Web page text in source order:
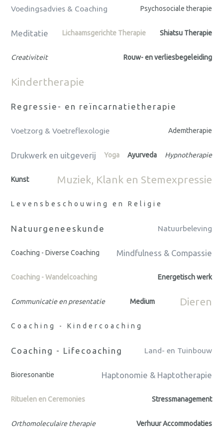
Voedingsadvies & Coaching Psychosociale therapie
Meditatie Lichaamsgerichte Therapie Shiatsu Therapie
Creativiteit Rouw- en verliesbegeleiding
Kindertherapie
Regressie- en reïncarnatietherapie
Voetzorg & Voetreflexologie Ademtherapie
Drukwerk en uitgeverij Yoga Ayurveda Hypnotherapie
Kunst Muziek, Klank en Stemexpressie
Levensbeschouwing en Religie
Natuurgeneeskunde Natuurbeleving
Coaching - Diverse Coaching Mindfulness & Compassie
Coaching - Wandelcoaching Energetisch werk
Communicatie en presentatie Medium Dieren
Coaching - Kindercoaching
Coaching - Lifecoaching Land- en Tuinbouw
Bioresonantie Haptonomie & Haptotherapie
Rituelen en Ceremonies Stressmanagement
Orthomoleculaire therapie Verhuur Accommodaties